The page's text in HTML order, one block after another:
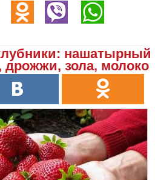
нашатырный
дрожжи, зола, молоко